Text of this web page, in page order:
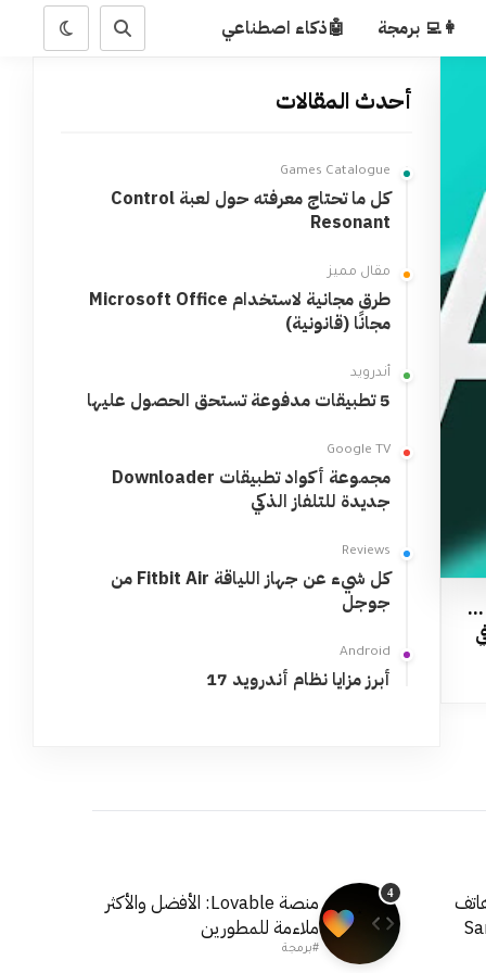
👩‍💻 برمجة 🤖ذكاء اصطناعي
…
أحدث المقالات
Games Catalogue
كل ما تحتاج معرفته حول لعبة Control
Resonant
مقال مميز
طرق مجانية لاستخدام Microsoft Office
مجانًا (قانونية)
أندرويد
5 تطبيقات مدفوعة تستحق الحصول عليها
Google TV
مجموعة أكواد تطبيقات Downloader
جديدة للتلفاز الذكي
Reviews
كل شيء عن جهاز اللياقة Fitbit Air من
جوجل
Android
أبرز مزايا نظام أندرويد 17
4
منصة Lovable: الأفضل والأكثر
ملاءمة للمطورين
#برمجة